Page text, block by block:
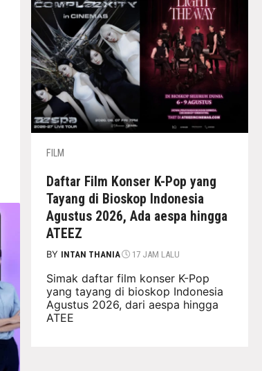
FILM
Daftar Film Konser K-Pop yang
Tayang di Bioskop Indonesia
Agustus 2026, Ada aespa hingga
ATEEZ
BY INTAN THANIA 17 JAM LALU
Simak daftar film konser K-Pop
yang tayang di bioskop Indonesia
Agustus 2026, dari aespa hingga
ATEE